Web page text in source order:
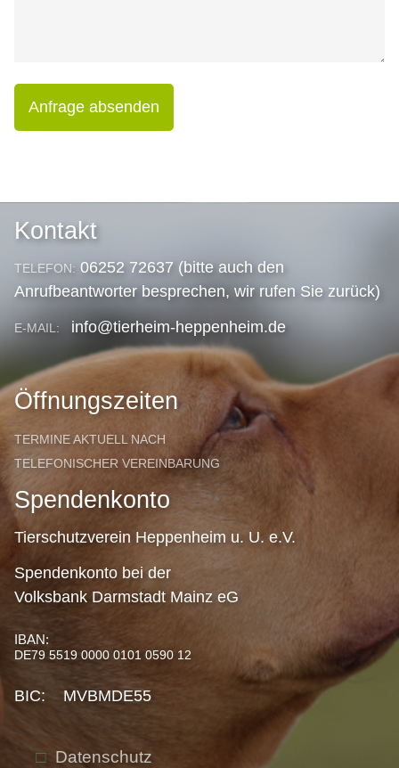
Anfrage absenden
Kontakt
TELEFON: 06252 72637 (bitte auch den
Anrufbeantworter besprechen, wir rufen Sie zurück)
E-MAIL: info@tierheim-heppenheim.de
Öffnungszeiten
TERMINE AKTUELL NACH
TELEFONISCHER VEREINBARUNG
Spendenkonto
Tierschutzverein Heppenheim u. U. e.V.
Spendenkonto bei der
Volksbank Darmstadt Mainz eG
IBAN:
DE79 5519 0000 0101 0590 12
BIC: MVBMDE55
Datenschutz